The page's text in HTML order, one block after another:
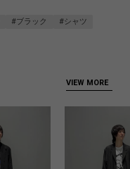
#ブラック
#シャツ
VIEW MORE